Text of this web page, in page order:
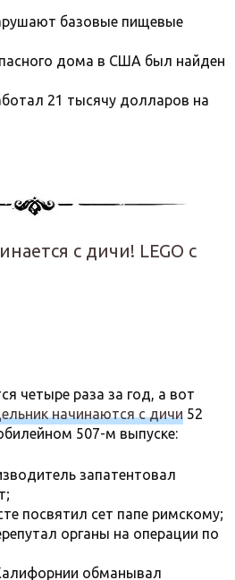
базовые пищевые
дома в США был найден
21 тысячу долларов на
с дичи! LEGO с
четыре раза за год, а вот
начинаются с дичи 52
507-м выпуске:
запатентовал
посвятил сет папе римскому;
органы на операции по
обманывал